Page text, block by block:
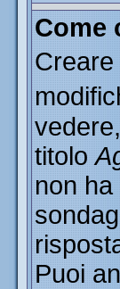
Come
titolo
non
Puoi